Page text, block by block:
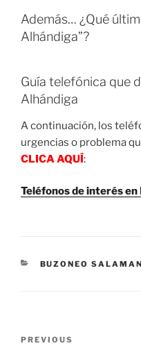
Además… ¿Qué
Alhándiga”?
Guía telefónica que
Alhándiga
A continuación, los
urgencias o problema
CLICA AQUÍ:
Teléfonos de interés
CATEGORIES
BUZONEO
Previous
PREVIOUS